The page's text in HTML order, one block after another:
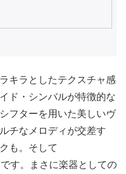
キラとしたテクスチャ感
ド・シンバルが特徴的な
フターを用いた美しいヴ
チなメロディが交差す
も。そして
す。まさに楽器としての